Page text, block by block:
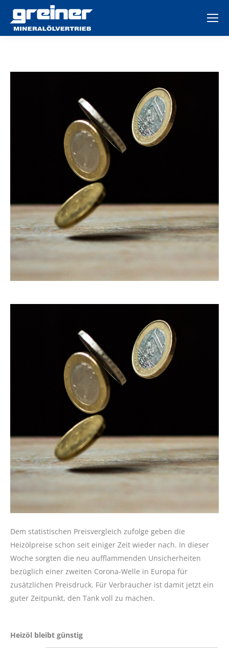
Dem statistischen Preisvergleich zufolge geben die
Heizölpreise schon seit einiger Zeit wieder nach. In dieser
Woche sorgten die neu aufflammenden Unsicherheiten
bezüglich einer zweiten Corona-Welle in Europa für
zusätzlichen Preisdruck. Für Verbraucher ist damit jetzt ein
guter Zeitpunkt, den Tank voll zu machen.
Heizöl bleibt günstig